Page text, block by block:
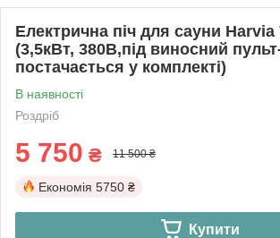
Електрична піч для сауни Harvia
(3,5кВт, 380В,під виносний
постачається у комплекті)
В наявності
Роздріб
5 750 ₴ 11 500 ₴
Економія 5750 ₴
Купити